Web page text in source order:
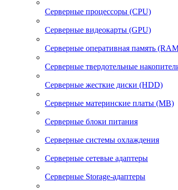
Серверные процессоры (CPU)
Серверные видеокарты (GPU)
Серверные оперативная память
Серверные твердотельные
Серверные жесткие диски (HDD)
Серверные материнские платы (MB)
Серверные блоки питания
Серверные системы охлаждения
Серверные сетевые адаптеры
Серверные Storage-адаптеры